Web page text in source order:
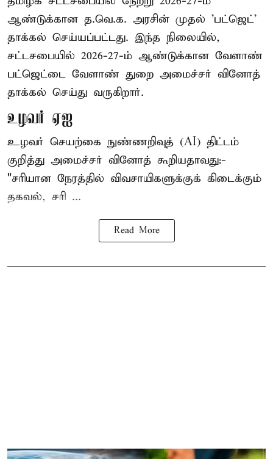
ஆண்டுக்கான த.வெ.க. அரசின் முதல் 'பட்ஜெட்'
தாக்கல் செய்யப்பட்டது. இந்த நிலையில்,
சட்டசபையில் 2026-27-ம் ஆண்டுக்கான வேளாண்
பட்ஜெட்டை வேளாண் துறை அமைச்சர் வினோத்
தாக்கல் செய்து வருகிறார்.
உழவர் ஏஐ
உழவர் செயற்கை நுண்ணறிவுத் (AI) திட்டம்
குறித்து அமைச்சர் வினோத் கூறியதாவது:-
"சரியான நேரத்தில் விவசாயிகளுக்குக் கிடைக்கும்
தகவல், சரி ...
Read More